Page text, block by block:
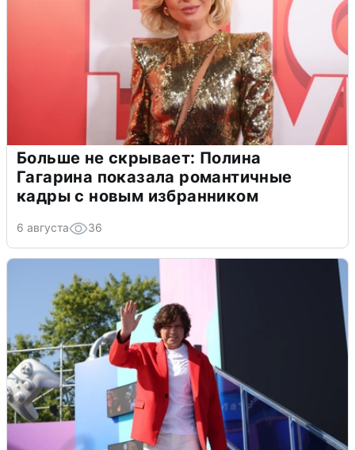
Больше не скрывает: Полина
Гагарина показала романтичные
кадры с новым избранником
6 августа 36